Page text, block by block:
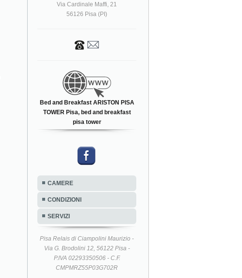
Via Cardinale Maffi, 21
56126 Pisa (PI)
Bed and Breakfast ARISTON PISA
TOWER Pisa, bed and breakfast
pisa tower
CAMERE
CONDIZIONI
SERVIZI
Pisa Relais di Ciampolini Maurizio -
Via G. Brodolini 12, 56122 Pisa -
P.IVA 02293350506 - C.F.
CMPMRZ55P03G702R